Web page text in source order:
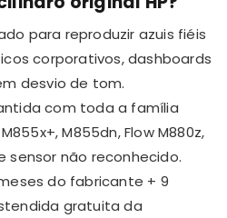
para reproduzir azuis fiéis
corporativos, dashboards
desvio de tom.
com toda a família
M855dn, Flow M880z,
sensor não reconhecido.
do fabricante + 9
gratuita da